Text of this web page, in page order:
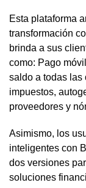
Esta plataforma
transformación
brinda a sus
como: Pago
saldo a todas las
impuestos,
proveedores y
Asimismo, los
inteligentes con
dos versiones
soluciones